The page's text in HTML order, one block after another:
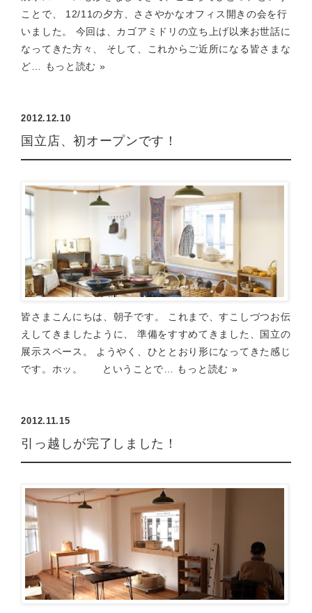
ことで、 12/11の夕方、ささやかなオフィス開きの会を行
いました。 今回は、カゴアミドリの立ち上げ以来お世話に
なってきた方々、 そして、これからご近所になる皆さまな
ど…
もっと読む »
2012.12.10
国立店、初オープンです！
皆さまこんにちは、朝子です。 これまで、すこしづつお伝
えしてきましたように、 準備をすすめてきました、国立の
展示スペース。 ようやく、ひととおり形になってきた感じ
です。ホッ。 ということで… もっと読む »
2012.11.15
引っ越しが完了しました！